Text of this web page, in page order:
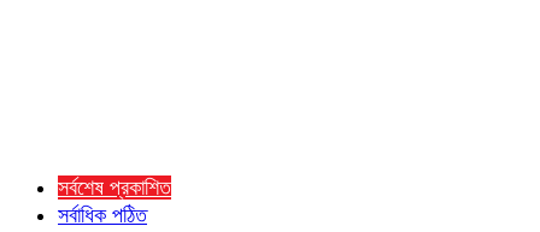
সর্বশেষ প্রকাশিত
সর্বাধিক পঠিত